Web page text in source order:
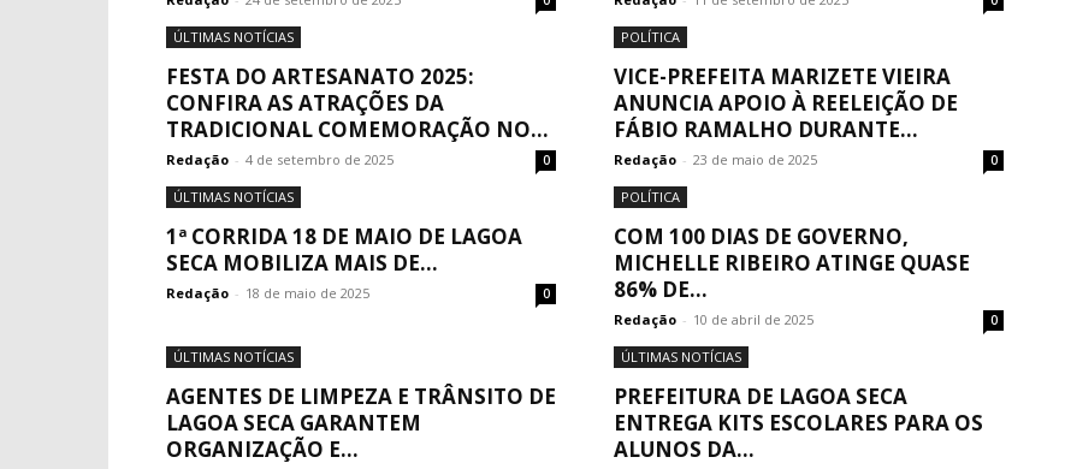
ÚLTIMAS NOTÍCIAS
FESTA DO ARTESANATO 2025:
CONFIRA AS ATRAÇÕES DA
TRADICIONAL COMEMORAÇÃO NO...
Redação - 4 de setembro de 2025 0
POLÍTICA
VICE-PREFEITA MARIZETE VIEIRA
ANUNCIA APOIO À REELEIÇÃO DE
FÁBIO RAMALHO DURANTE...
Redação - 23 de maio de 2025 0
ÚLTIMAS NOTÍCIAS
1ª CORRIDA 18 DE MAIO DE LAGOA
SECA MOBILIZA MAIS DE...
Redação - 18 de maio de 2025 0
POLÍTICA
COM 100 DIAS DE GOVERNO,
MICHELLE RIBEIRO ATINGE QUASE
86% DE...
Redação - 10 de abril de 2025 0
ÚLTIMAS NOTÍCIAS
AGENTES DE LIMPEZA E TRÂNSITO DE
LAGOA SECA GARANTEM
ORGANIZAÇÃO E...
ÚLTIMAS NOTÍCIAS
PREFEITURA DE LAGOA SECA
ENTREGA KITS ESCOLARES PARA OS
ALUNOS DA...